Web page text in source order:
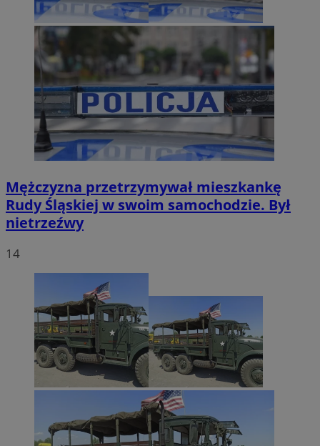
Mężczyzna przetrzymywał mieszkankę
Rudy Śląskiej w swoim samochodzie. Był
nietrzeźwy
14